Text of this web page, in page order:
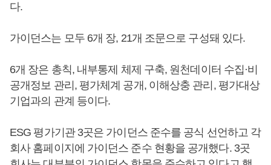
다.
가이던스는 모두 6개 장, 21개 조문으로 구성돼 있다.
6개 장은 총칙, 내부통제 체제 구축, 원천데이터 수집·비
공개정보 관리, 평가체계 공개, 이해상충 관리, 평가대상
기업과의 관계 등이다.
ESG 평가기관 3곳은 가이던스 준수를 공식 선언하고 각
회사 홈페이지에 가이던스 준수 현황을 공개했다. 3곳